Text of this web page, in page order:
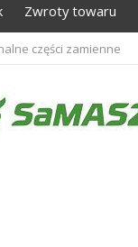
Zwroty towaru
części zamienne